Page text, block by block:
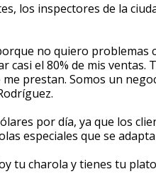
los inspectores de la
no quiero problemas
casi el 80% de mis ventas.
prestan. Somos un
por día, ya que los
especiales que se
tu charola y tienes tu